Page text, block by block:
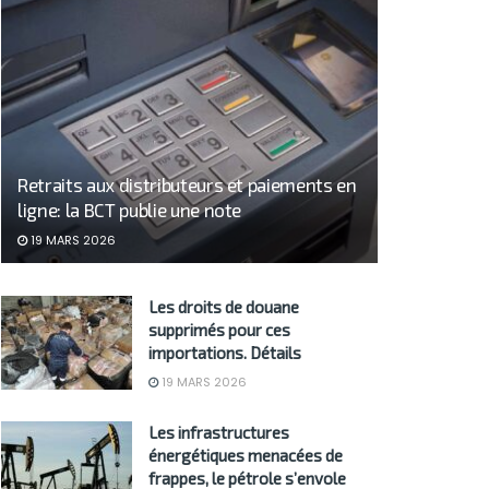
Retraits aux distributeurs et paiements en
ligne: la BCT publie une note
19 MARS 2026
Les droits de douane
supprimés pour ces
importations. Détails
19 MARS 2026
Les infrastructures
énergétiques menacées de
frappes, le pétrole s’envole